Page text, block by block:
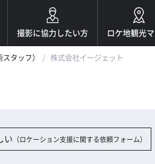
撮影に協力したい方 ロケ地観光
タッフ） 株式会社イージェット
い （ロケーション支援に関する依頼フォーム）